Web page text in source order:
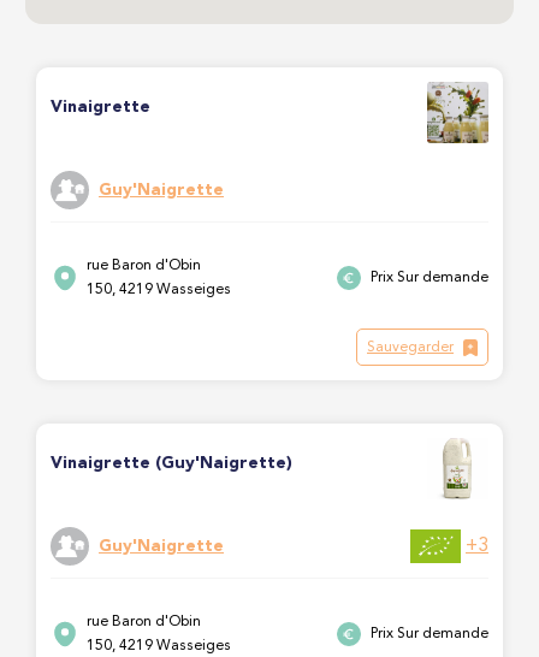
Vinaigrette
Guy'Naigrette
rue Baron d'Obin
150, 4219 Wasseiges
Prix Sur demande
Sauvegarder
Vinaigrette (Guy'Naigrette)
Guy'Naigrette +3
rue Baron d'Obin
150, 4219 Wasseiges
Prix Sur demande